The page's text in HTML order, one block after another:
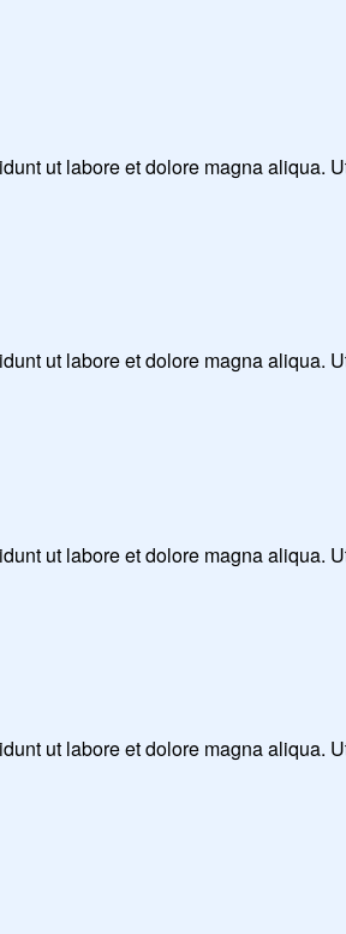
ut labore et dolore magna aliqua.
ut labore et dolore magna aliqua.
ut labore et dolore magna aliqua.
ut labore et dolore magna aliqua.